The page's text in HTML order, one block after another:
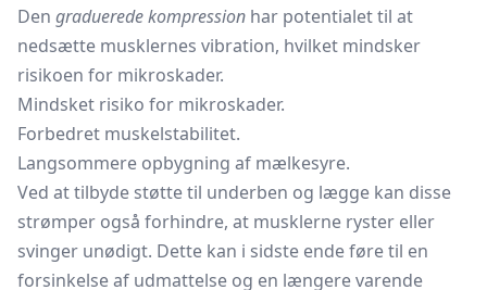
Den graduerede kompression har potentialet til at
nedsætte musklernes vibration, hvilket mindsker
risikoen for mikroskader.
Mindsket risiko for mikroskader.
Forbedret muskelstabilitet.
Langsommere opbygning af mælkesyre.
Ved at tilbyde støtte til underben og lægge kan disse
strømper også forhindre, at musklerne ryster eller
svinger unødigt. Dette kan i sidste ende føre til en
forsinkelse af udmattelse og en længere varende